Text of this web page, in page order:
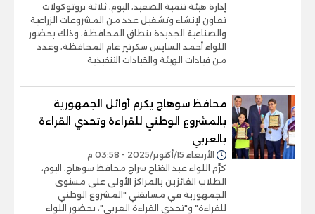
إدارة هيئة تنمية الصعيد، اليوم، ثلاثة بروتوكولات
تعاون لإنشاء وتشغيل عدد من المشروعات الزراعية
والصناعية الجديدة بنطاق المحافظة، وذلك بحضور
اللواء أحمد السايس سكرتير عام المحافظة، وعدد
من قيادات الهيئة والقيادات التنفيذية
محافظ سوهاج يكرم أوائل الجمهورية
بالمشروع الوطني للقراءة وتحدي القراءة
بالعربي
الأربعاء 15/أكتوبر/2025 - 03:58 م
كرَّم اللواء عبد الفتاح سراج محافظ سوهاج، اليوم،
الطلاب الفائزين بالمراكز الأولى على مستوى
الجمهورية في مسابقتي "المشروع الوطني
للقراءة" و"تحدي القراءة العربي"، بحضور اللواء